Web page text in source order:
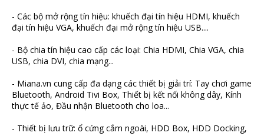
- Các bộ mở rộng tín hiệu: khuếch đại tín hiệu HDMI, khuếch
đại tín hiệu VGA, khuếch đại mở rộng tín hiệu USB....
- Bộ chia tín hiệu cao cấp các loại: Chia HDMI, Chia VGA, chia
USB, chia DVI, chia mạng...
- Miana.vn cung cấp đa dạng các thiết bị giải trí: Tay chơi game
Bluetooth, Android Tivi Box, Thiết bị kết nối không dây, Kính
thực tế ảo, Đầu nhận Bluetooth cho loa...
- Thiết bị lưu trữ: ổ cứng cắm ngoài, HDD Box, HDD Docking,